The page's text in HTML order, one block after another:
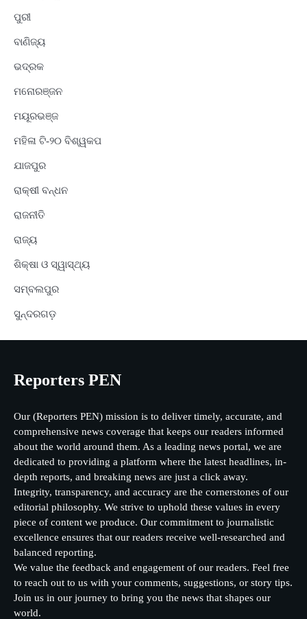
ପୁରୀ
ବାଣିଜ୍ୟ
ଭଦ୍ରକ
ମନୋରଞ୍ଜନ
ମୟୂରଭଞ୍ଜ
ମହିଳା ଟି-୨୦ ବିଶ୍ୱକପ
ଯାଜପୁର
ରାକ୍ଷୀ ବନ୍ଧନ
ରାଜନୀତି
ରାଜ୍ୟ
ଶିକ୍ଷା ଓ ସ୍ୱାସ୍ଥ୍ୟ
ସମ୍ବଲପୁର
ସୁନ୍ଦରଗଡ଼
Reporters PEN
Our (Reporters PEN) mission is to deliver timely, accurate, and
comprehensive news coverage that keeps our readers informed
about the world around them. As a leading news portal, we are
dedicated to providing a platform where the latest headlines, in-
depth reports, and breaking news are just a click away.
Integrity, transparency, and accuracy are the cornerstones of our
editorial philosophy. We strive to uphold these values in every
piece of content we produce. Our commitment to journalistic
excellence ensures that our readers receive well-researched and
balanced reporting.
We value the feedback and engagement of our readers. Feel free
to reach out to us with your comments, suggestions, or story tips.
Join us in our journey to bring you the news that shapes our
world.